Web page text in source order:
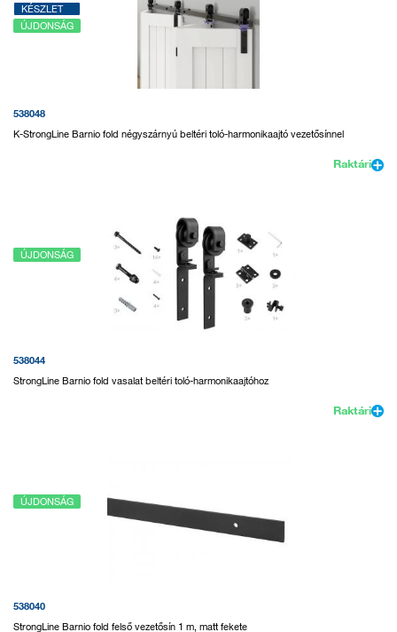
KÉSZLET
ÚJDONSÁG
538048
K-StrongLine Barnio fold négyszárnyú beltéri toló-harmonikaajtó vezetősínnel
Raktári
ÚJDONSÁG
538044
StrongLine Barnio fold vasalat beltéri toló-harmonikaajtóhoz
Raktári
ÚJDONSÁG
538040
StrongLine Barnio fold felső vezetősín 1 m, matt fekete